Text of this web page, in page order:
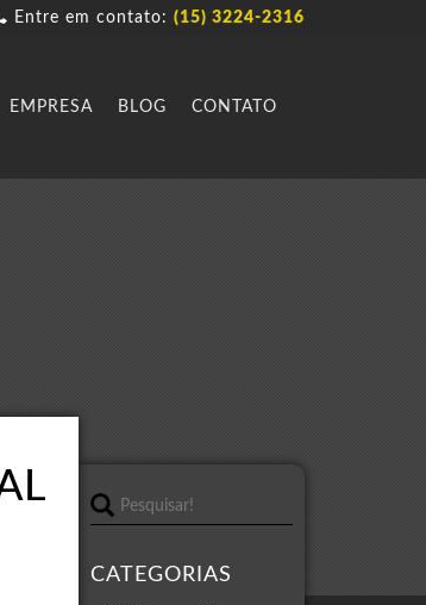
Entre em contato: (15) 3224-2316
EMPRESA BLOG CONTATO
CATEGORIAS